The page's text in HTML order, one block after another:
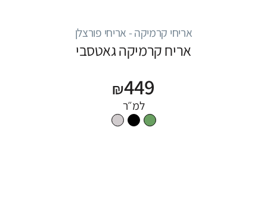
אריחי קרמיקה - אריחי פורצלן
אריח קרמיקה גאטסבי
₪449
למ״ר